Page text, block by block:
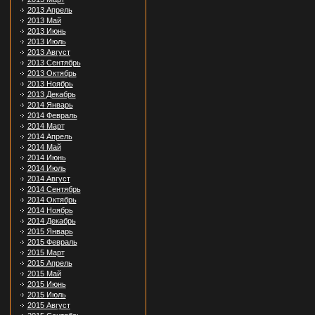
2013 Апрель
2013 Май
2013 Июнь
2013 Июль
2013 Август
2013 Сентябрь
2013 Октябрь
2013 Ноябрь
2013 Декабрь
2014 Январь
2014 Февраль
2014 Март
2014 Апрель
2014 Май
2014 Июнь
2014 Июль
2014 Август
2014 Сентябрь
2014 Октябрь
2014 Ноябрь
2014 Декабрь
2015 Январь
2015 Февраль
2015 Март
2015 Апрель
2015 Май
2015 Июнь
2015 Июль
2015 Август